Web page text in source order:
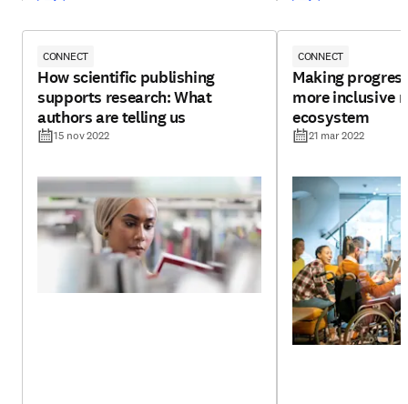
CONNECT
How scientific publishing
supports research: What
authors are telling us
15 nov 2022
CONNECT
Making
more inclusive
ecosystem
21 mar 2022